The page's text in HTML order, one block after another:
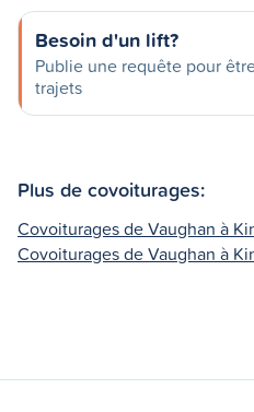
Besoin d'un lift?
Publie une requête pour
trajets
Plus de covoiturages:
Covoiturages de Vaughan à
Covoiturages de Vaughan à